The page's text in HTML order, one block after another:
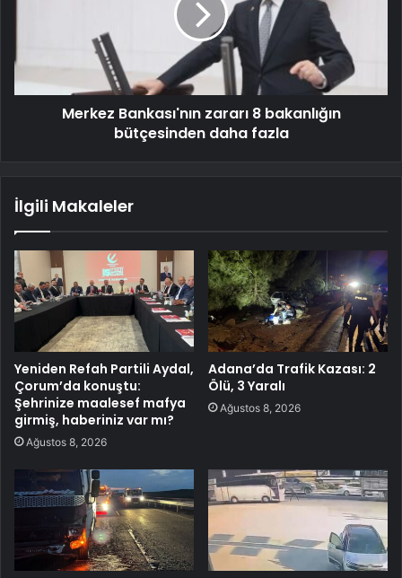
Merkez Bankası'nın zararı 8 bakanlığın
bütçesinden daha fazla
İlgili Makaleler
Yeniden Refah Partili Aydal,
Çorum’da konuştu:
Şehrinize maalesef mafya
girmiş, haberiniz var mı?
Ağustos 8, 2026
Adana’da Trafik Kazası: 2
Ölü, 3 Yaralı
Ağustos 8, 2026